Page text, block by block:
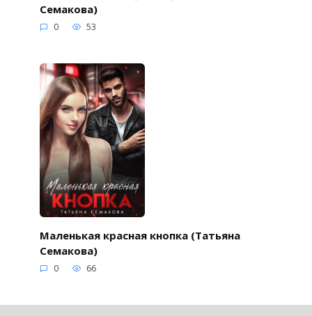
Семакова)
0 53
Маленькая красная кнопка (Татьяна
Семакова)
0 66